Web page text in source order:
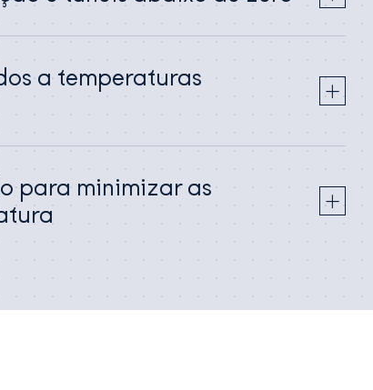
a temperaturas
para minimizar as